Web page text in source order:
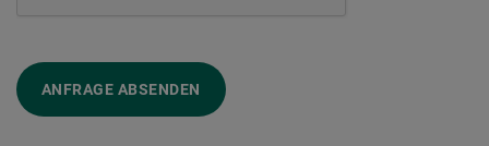
ANFRAGE ABSENDEN